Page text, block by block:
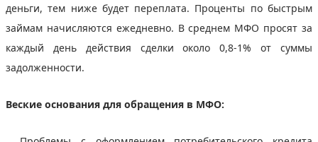
деньги, тем ниже будет переплата. Проценты по быстрым
займам начисляются ежедневно. В среднем МФО просят за
каждый день действия сделки около 0,8-1% от суммы
задолженности.
Веские основания для обращения в МФО: